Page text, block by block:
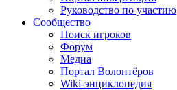
Руководство по участию
Сообщество
Поиск игроков
Форум
Медиа
Портал Волонтёров
Wiki-энциклопедия